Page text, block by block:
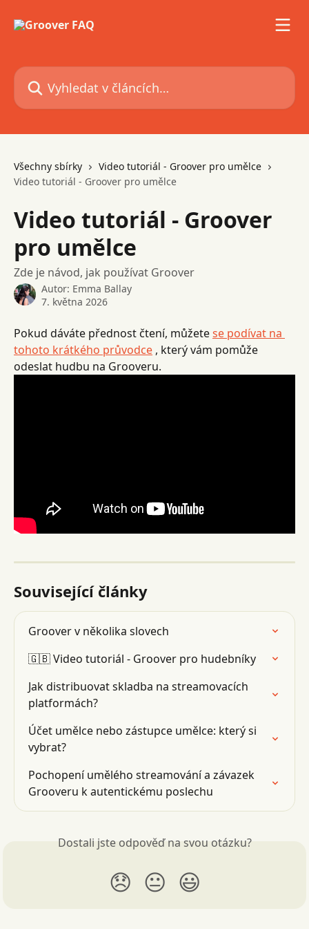
Vyhledat v článcích…
Všechny sbírky
Video tutoriál - Groover pro umělce
Video tutoriál - Groover pro umělce
Video tutoriál - Groover
pro umělce
Zde je návod, jak používat Groover
Autor: Emma Ballay
7. května 2026
Pokud dáváte přednost čtení, můžete se podívat na
tohoto krátkého průvodce , který vám pomůže
odeslat hudbu na Grooveru.
Související články
Groover v několika slovech
🇬🇧 Video tutoriál - Groover pro hudebníky
Jak distribuovat skladba na streamovacích
platformách?
Účet umělce nebo zástupce umělce: který si
vybrat?
Pochopení umělého streamování a závazek
Grooveru k autentickému poslechu
Dostali jste odpověď na svou otázku?
😞 😐 😃